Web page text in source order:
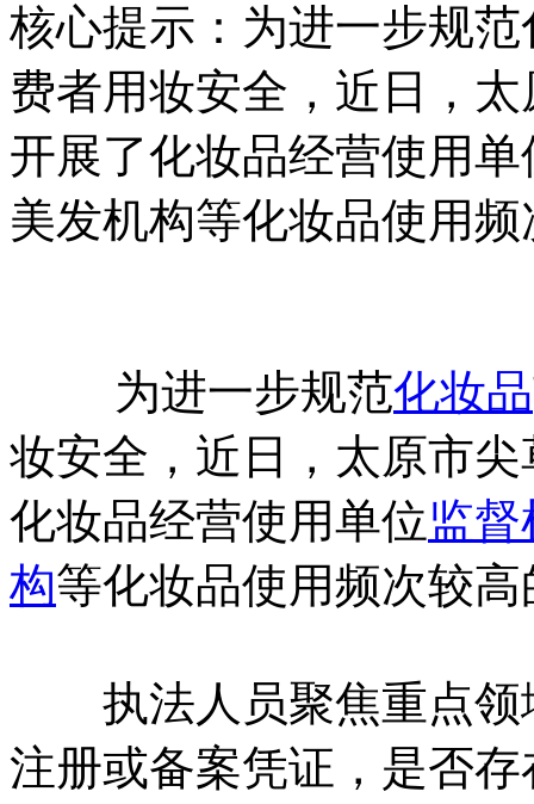
核心提示：为进一步规
费者用妆安全，近日，
开展了化妆品经营使用
美发机构等化妆品使用
为进一步规范化妆品
妆安全，近日，太原市尖
化妆品经营使用单位监
构等化妆品使用频次较
执法人员聚焦重点领
注册或备案凭证，是否